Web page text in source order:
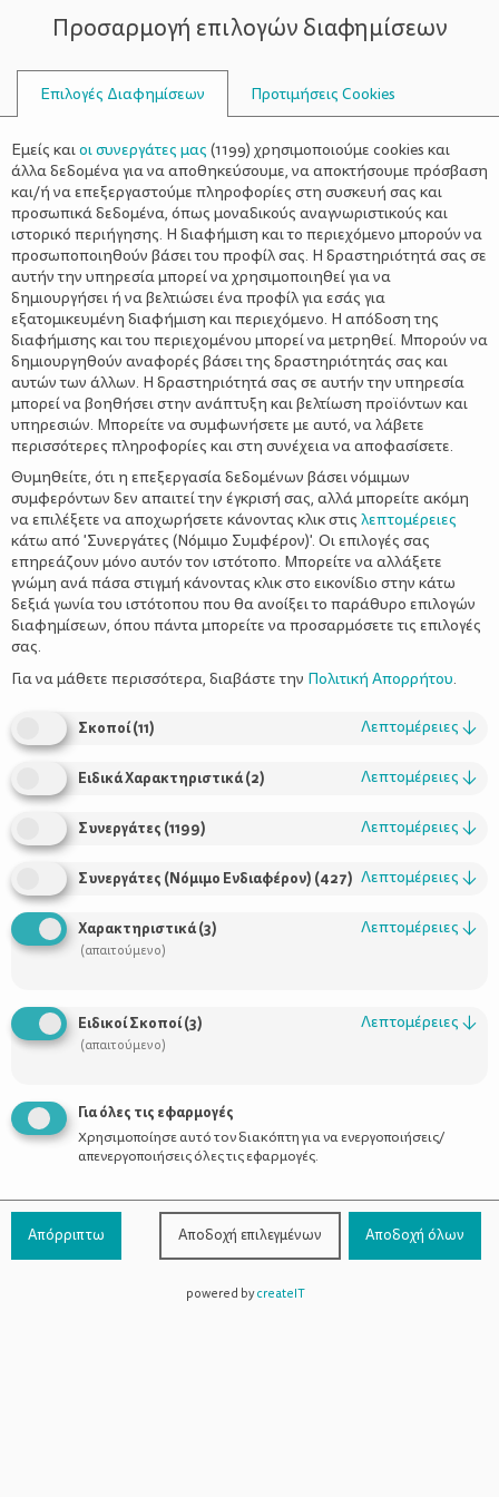
ΣΥΜΒΟΥΛΟΙ
ΒΑΡΙΟΎΧΟ ΓΕΎΜΑ
Η γαστροοισοφαγική παλινδρόμηση
στα παιδιά
Χρήσιμοι Σύνδεσμοι
Προϊόντα
Επικοινωνία
800-1199-800(από σταθερό,
χωρίς χρέωση)
Προσαρμογή επιλογών διαφημίσεων
Επιλογές Διαφημίσεων Προτιμήσεις Cookies
Εμείς καιοι συνεργάτες μας (1199) χρησιμοποιούμε cookies και
άλλα δεδομένα για να αποθηκεύσουμε, να αποκτήσουμε πρόσβαση
και/ή να επεξεργαστούμε πληροφορίες στη συσκευή σας και
προσωπικά δεδομένα, όπως μοναδικούς αναγνωριστικούς και
ιστορικό περιήγησης. Η διαφήμιση και το περιεχόμενο μπορούν να
προσωποποιηθούν βάσει του προφίλ σας. Η δραστηριότητά σας σε
αυτήν την υπηρεσία μπορεί να χρησιμοποιηθεί για να
δημιουργήσει ή να βελτιώσει ένα προφίλ για εσάς για
εξατομικευμένη διαφήμιση και περιεχόμενο. Η απόδοση της
διαφήμισης και του περιεχομένου μπορεί να μετρηθεί. Μπορούν να
δημιουργηθούν αναφορές βάσει της δραστηριότητάς σας και
αυτών των άλλων. Η δραστηριότητά σας σε αυτήν την υπηρεσία
μπορεί να βοηθήσει στην ανάπτυξη και βελτίωση προϊόντων και
υπηρεσιών. Μπορείτε να συμφωνήσετε με αυτό, να λάβετε
περισσότερες πληροφορίες και στη συνέχεια να αποφασίσετε.
Θυμηθείτε, ότι η επεξεργασία δεδομένων βάσει νόμιμων
συμφερόντων δεν απαιτεί την έγκρισή σας, αλλά μπορείτε ακόμη
να επιλέξετε να αποχωρήσετε κάνοντας κλικ στις λεπτομέρειες
κάτω από 'Συνεργάτες (Νόμιμο Συμφέρον)'. Οι επιλογές σας
επηρεάζουν μόνο αυτόν τον ιστότοπο. Μπορείτε να αλλάξετε
γνώμη ανά πάσα στιγμή κάνοντας κλικ στο εικονίδιο στην κάτω
δεξιά γωνία του ιστότοπου που θα ανοίξει το παράθυρο επιλογών
διαφημίσεων, όπου πάντα μπορείτε να προσαρμόσετε τις επιλογές
σας.
Για να μάθετε περισσότερα, διαβάστε την Πολιτική Απορρήτου.
Σκοποί(11) Λεπτομέρειες ↓
Ειδικά Χαρακτηριστικά(2) Λεπτομέρειες ↓
Συνεργάτες (1199) Λεπτομέρειες ↓
Συνεργάτες (Νόμιμο Ενδιαφέρον) (427) Λεπτομέρειες ↓
Χαρακτηριστικά(3)
(απαιτούμενο)
Λεπτομέρειες ↓
Ειδικοί Σκοποί(3)
(απαιτούμενο)
Λεπτομέρειες ↓
Για όλες τις εφαρμογές
Χρησιμοποίησε αυτό τον διακόπτη για να ενεργοποιήσεις/
απενεργοποιήσεις όλες τις εφαρμογές.
Απόρριπτω Αποδοχή επιλεγμένων Αποδοχή όλων
powered bycreateIT